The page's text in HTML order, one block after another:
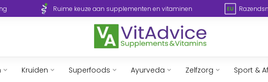
Ruime keuze aan supplementen en vitaminen
Kruiden Superfoods Ayurveda Zelfzorg Sport &